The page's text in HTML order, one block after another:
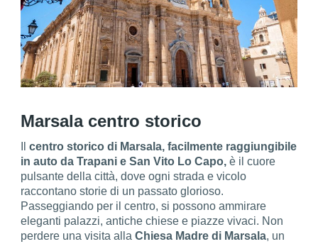
Marsala centro storico
Ilcentro storico di Marsala, facilmente raggiungibile
in auto da Trapani e San Vito Lo Capo, è il cuore
pulsante della città, dove ogni strada e vicolo
raccontano storie di un passato glorioso.
Passeggiando per il centro, si possono ammirare
eleganti palazzi, antiche chiese e piazze vivaci. Non
perdere una visita allaChiesa Madre di Marsala, un